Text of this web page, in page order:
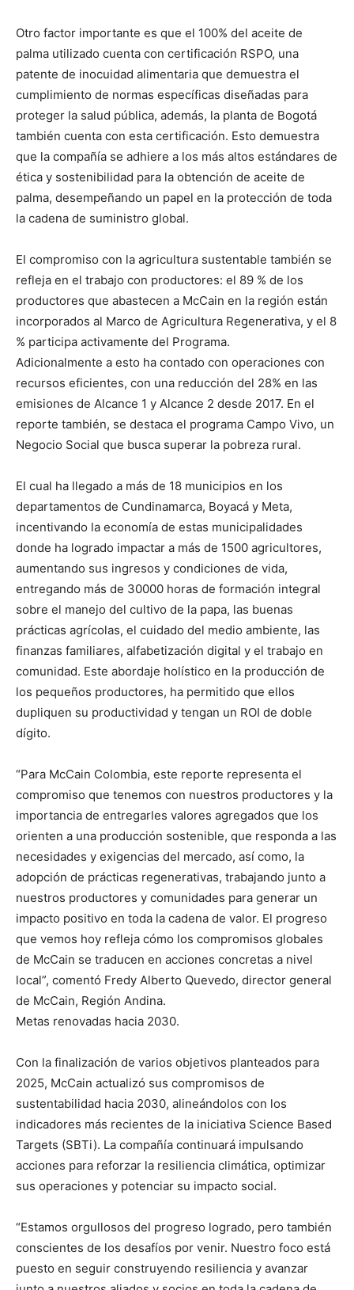
Otro factor importante es que el 100% del aceite de
palma utilizado cuenta con certificación RSPO, una
patente de inocuidad alimentaria que demuestra el
cumplimiento de normas específicas diseñadas para
proteger la salud pública, además, la planta de Bogotá
también cuenta con esta certificación. Esto demuestra
que la compañía se adhiere a los más altos estándares de
ética y sostenibilidad para la obtención de aceite de
palma, desempeñando un papel en la protección de toda
la cadena de suministro global.
El compromiso con la agricultura sustentable también se
refleja en el trabajo con productores: el 89 % de los
productores que abastecen a McCain en la región están
incorporados al Marco de Agricultura Regenerativa, y el 8
% participa activamente del Programa.
Adicionalmente a esto ha contado con operaciones con
recursos eficientes, con una reducción del 28% en las
emisiones de Alcance 1 y Alcance 2 desde 2017. En el
reporte también, se destaca el programa Campo Vivo, un
Negocio Social que busca superar la pobreza rural.
El cual ha llegado a más de 18 municipios en los
departamentos de Cundinamarca, Boyacá y Meta,
incentivando la economía de estas municipalidades
donde ha logrado impactar a más de 1500 agricultores,
aumentando sus ingresos y condiciones de vida,
entregando más de 30000 horas de formación integral
sobre el manejo del cultivo de la papa, las buenas
prácticas agrícolas, el cuidado del medio ambiente, las
finanzas familiares, alfabetización digital y el trabajo en
comunidad. Este abordaje holístico en la producción de
los pequeños productores, ha permitido que ellos
dupliquen su productividad y tengan un ROI de doble
dígito.
“Para McCain Colombia, este reporte representa el
compromiso que tenemos con nuestros productores y la
importancia de entregarles valores agregados que los
orienten a una producción sostenible, que responda a las
necesidades y exigencias del mercado, así como, la
adopción de prácticas regenerativas, trabajando junto a
nuestros productores y comunidades para generar un
impacto positivo en toda la cadena de valor. El progreso
que vemos hoy refleja cómo los compromisos globales
de McCain se traducen en acciones concretas a nivel
local”, comentó Fredy Alberto Quevedo, director general
de McCain, Región Andina.
Metas renovadas hacia 2030.
Con la finalización de varios objetivos planteados para
2025, McCain actualizó sus compromisos de
sustentabilidad hacia 2030, alineándolos con los
indicadores más recientes de la iniciativa Science Based
Targets (SBTi). La compañía continuará impulsando
acciones para reforzar la resiliencia climática, optimizar
sus operaciones y potenciar su impacto social.
“Estamos orgullosos del progreso logrado, pero también
conscientes de los desafíos por venir. Nuestro foco está
puesto en seguir construyendo resiliencia y avanzar